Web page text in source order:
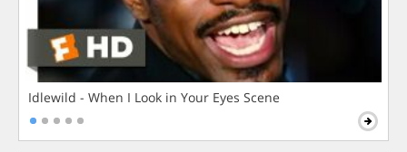
Idlewild - When I Look in Your Eyes Scene